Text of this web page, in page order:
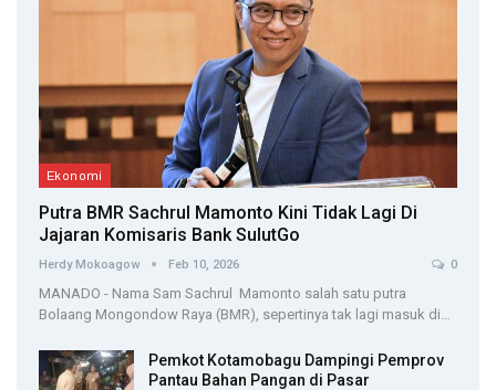
Ekonomi
Putra BMR Sachrul Mamonto Kini Tidak Lagi Di
Jajaran Komisaris Bank SulutGo
Herdy Mokoagow Feb 10, 2026 0
MANADO - Nama Sam Sachrul Mamonto salah satu putra
Bolaang Mongondow Raya (BMR), sepertinya tak lagi masuk di…
Pemkot Kotamobagu Dampingi Pemprov
Pantau Bahan Pangan di Pasar